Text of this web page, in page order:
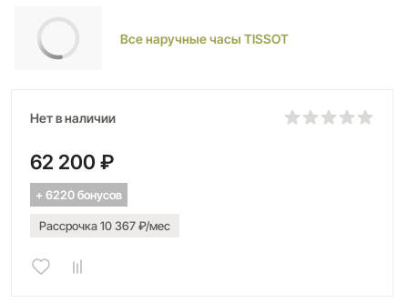
Все наручные часы TISSOT
Нет в наличии
62 200 ₽
+ 6220 бонусов
Рассрочка 10 367 ₽/мес